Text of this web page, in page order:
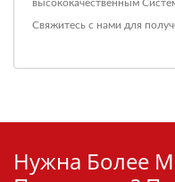
высококачественным
Свяжитесь с нами для
Нужна Более